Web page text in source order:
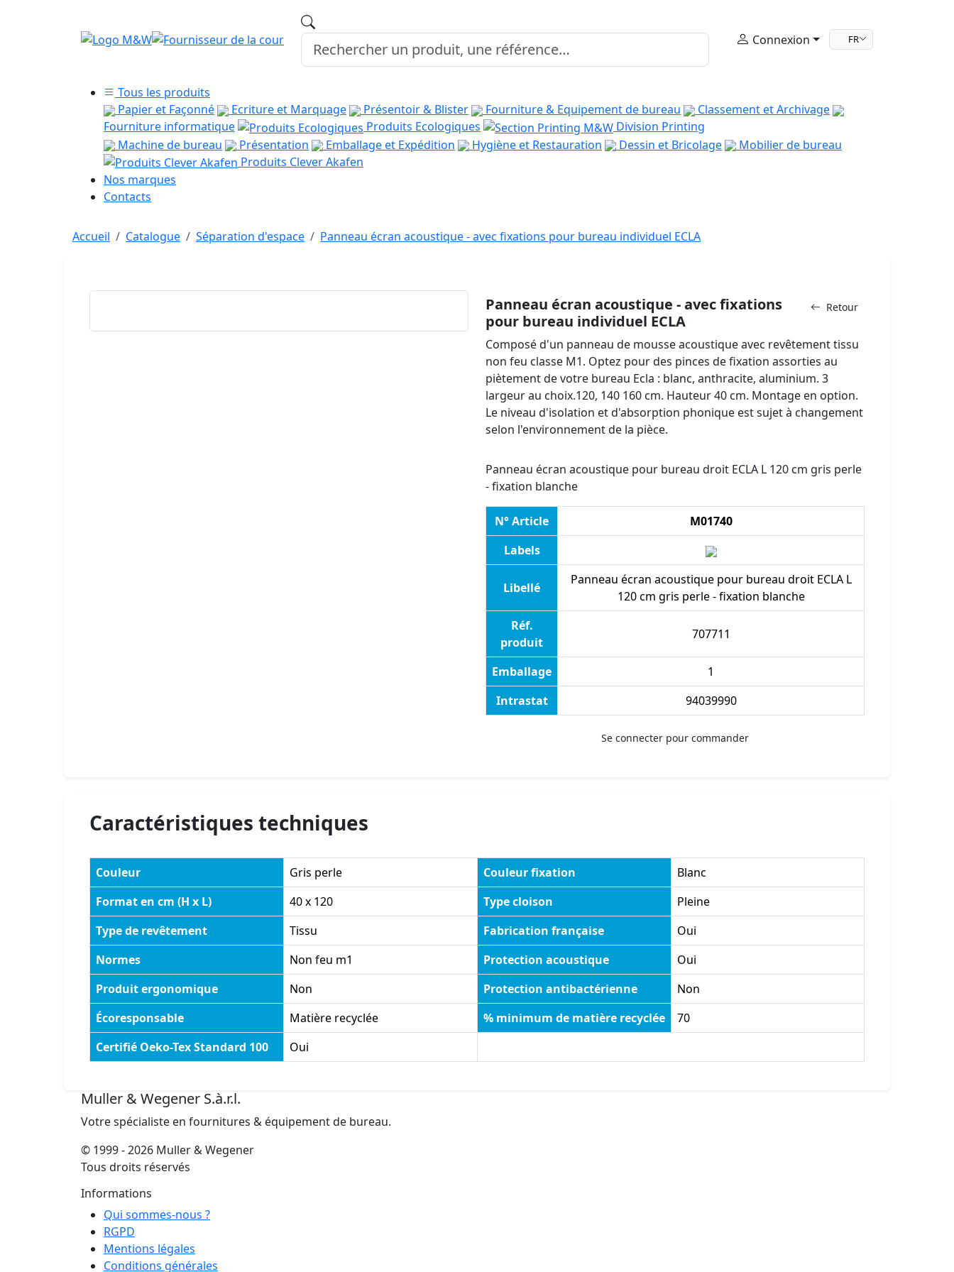
Connexion FR
Tous les produits
Papier et Façonné
Ecriture et Marquage Présentoir & Blister Fourniture & Equipement de bureau
Classement et Archivage
Fourniture informatique
Produits Ecologiques
Division Printing
Machine de bureau
Présentation Emballage et Expédition Hygiène et Restauration Dessin et Bricolage
Mobilier de bureau
Produits Clever Akafen
Nos marques
Contacts
Accueil Catalogue Séparation d'espace Panneau écran acoustique - avec fixations pour bureau individuel ECLA
Retour
Panneau écran acoustique - avec fixations
pour bureau individuel ECLA
Composé d'un panneau de mousse acoustique avec revêtement tissu
non feu classe M1. Optez pour des pinces de fixation assorties au
piètement de votre bureau Ecla : blanc, anthracite, aluminium. 3
largeur au choix.120, 140 160 cm. Hauteur 40 cm. Montage en option.
Le niveau d'isolation et d'absorption phonique est sujet à changement
selon l'environnement de la pièce.
Panneau écran acoustique pour bureau droit ECLA L 120 cm gris perle
- fixation blanche
N° Article
M01740
Labels
Libellé
Panneau écran acoustique pour bureau droit ECLA L
120 cm gris perle - fixation blanche
Réf.
produit
707711
Emballage
1
Intrastat
94039990
Se connecter pour commander
Caractéristiques techniques
Couleur Gris perle Couleur fixation
Blanc
Format en cm (H x L)
40 x 120 Type cloison
Pleine
Type de revêtement
Tissu Fabrication française
Oui
Normes
Non feu m1 Protection acoustique
Oui
Produit ergonomique
Non Protection antibactérienne
Non
Écoresponsable
Matière recyclée % minimum de matière recyclée
70
Certifié Oeko-Tex Standard 100
Oui
Muller & Wegener S.à.r.l.
Votre spécialiste en fournitures & équipement de bureau.
© 1999 - 2026 Muller & Wegener
Tous droits réservés
Informations
Qui sommes-nous ?
RGPD
Mentions légales
Conditions générales